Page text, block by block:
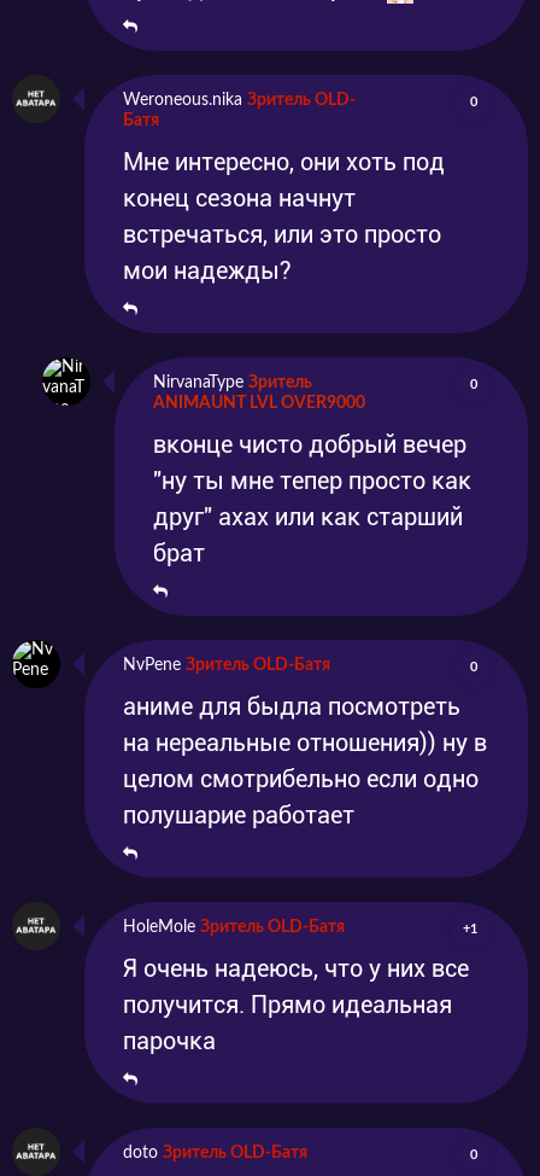
Weroneous.nika Зритель OLD-
Батя
0
Мне интересно, они хоть под
конец сезона начнут
встречаться, или это просто
мои надежды?
NirvanaType Зритель
ANIMAUNT LVL OVER9000
0
вконце чисто добрый вечер
"ну ты мне тепер просто как
друг" ахах или как старший
брат
NvPene Зритель OLD-Батя 0
аниме для быдла посмотреть
на нереальные отношения)) ну в
целом смотрибельно если одно
полушарие работает
HoleMole Зритель OLD-Батя +1
Я очень надеюсь, что у них все
получится. Прямо идеальная
парочка
doto Зритель OLD-Батя 0